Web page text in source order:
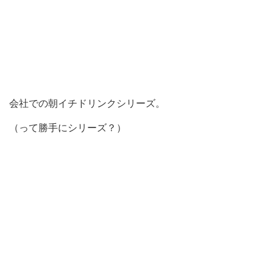
会社での朝イチドリンクシリーズ。
（って勝手にシリーズ？）